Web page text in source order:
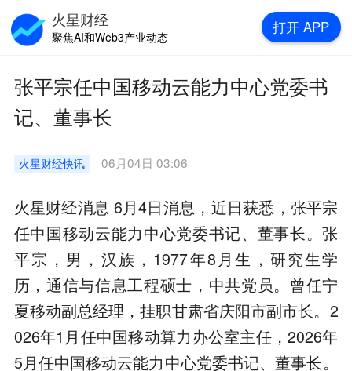
张平宗任中国移动云能力中心党委书
记、董事长
火星财经快讯 06月04日 03:06
火星财经消息 6月4日消息，近日获悉，张平宗
任中国移动云能力中心党委书记、董事长。张
平宗，男，汉族，1977年8月生，研究生学
历，通信与信息工程硕士，中共党员。曾任宁
夏移动副总经理，挂职甘肃省庆阳市副市长。2
026年1月任中国移动算力办公室主任，2026年
5月任中国移动云能力中心党委书记、董事长。
火星财经
聚焦AI和Web3产业动态
打开 APP